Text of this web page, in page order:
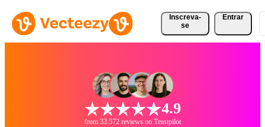
Inscreva-
se
Entrar
4.9
from 33.572 reviews on Trustpilot